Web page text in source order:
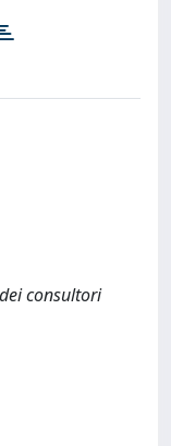
consultori